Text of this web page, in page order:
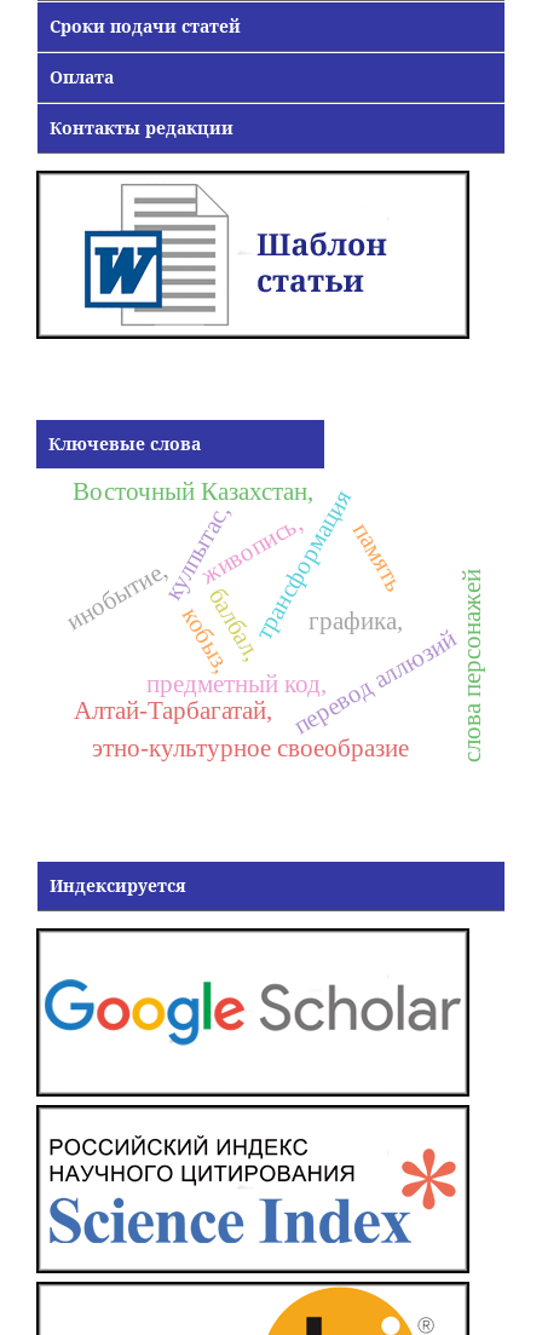
Сроки подачи статей
Оплата
Контакты редакции
Ключевые слова
живопись,
графика,
кобыз,
балбал,
кулпытас,
предметный код,
инобытие, память
перевод аллюзий
трансформация
этно-культурное своеобразие
Восточный Казахстан,
Алтай-Тарбагатай, слова персонажей
Индексируется